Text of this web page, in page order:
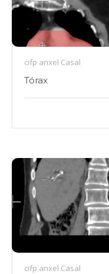
cifp anxel Casal
Tórax
cifp anxel Casal